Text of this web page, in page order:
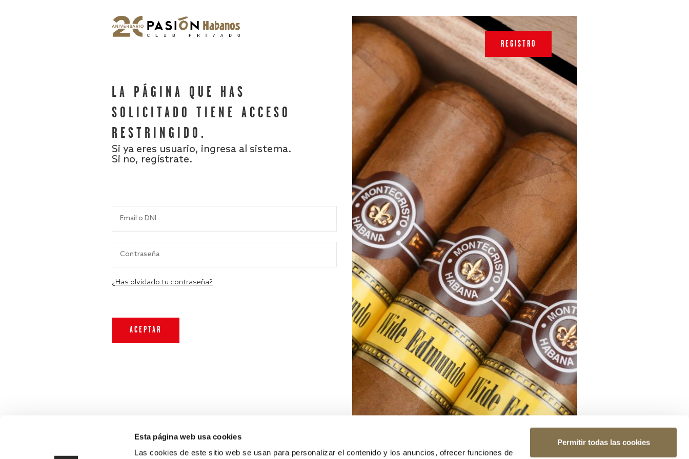
Esta página web usa cookies
Las cookies de este sitio web se usan para personalizar el contenido y los anuncios, ofrecer funciones de
Permitir todas las cookies
LA PÁGINA QUE HAS
SOLICITADO TIENE ACCESO
RESTRINGIDO.
Si ya eres usuario, ingresa al sistema.
Si no, regístrate.
¿Has olvidado tu contraseña?
REGISTRO